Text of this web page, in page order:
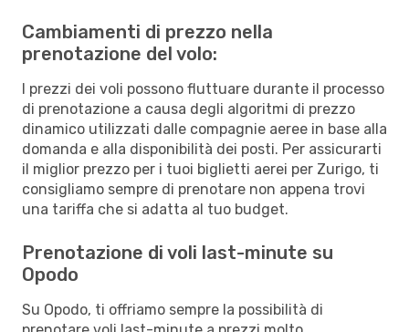
Cambiamenti di prezzo nella
prenotazione del volo:
I prezzi dei voli possono fluttuare durante il processo
di prenotazione a causa degli algoritmi di prezzo
dinamico utilizzati dalle compagnie aeree in base alla
domanda e alla disponibilità dei posti. Per assicurarti
il miglior prezzo per i tuoi biglietti aerei per Zurigo, ti
consigliamo sempre di prenotare non appena trovi
una tariffa che si adatta al tuo budget.
Prenotazione di voli last-minute su
Opodo
Su Opodo, ti offriamo sempre la possibilità di